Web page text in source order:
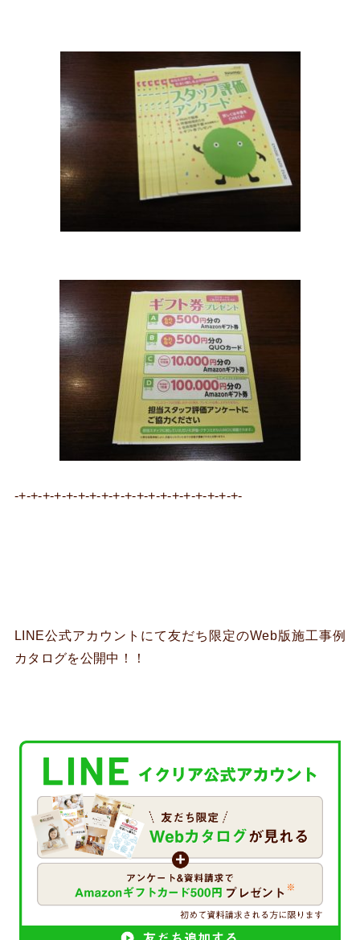
-+-+-+-+-+-+-+-+-+-+-+-+-+-+-+-+-+-+-+-
LINE公式アカウントにて友だち限定のWeb版施工事例
カタログを公開中！！